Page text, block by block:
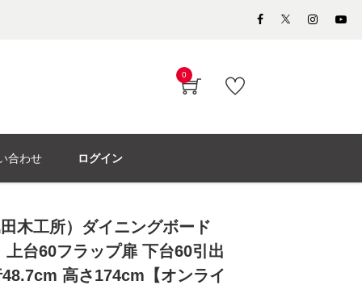
0
合わせ ログイン
木工所）ダイニングボード
上台60フラップ扉 下台60引出
高さ174cm【オンライ